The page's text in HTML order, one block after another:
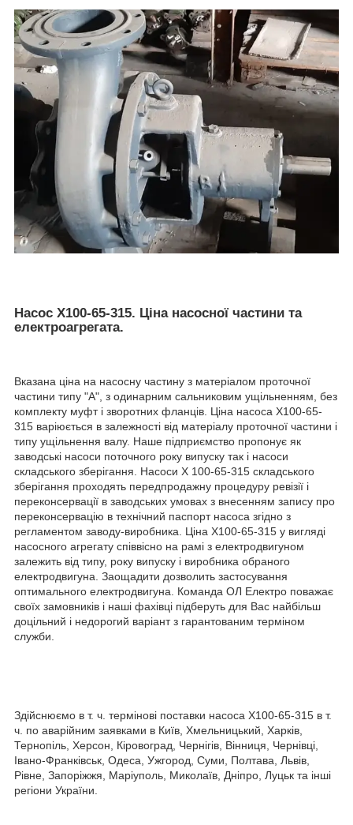
Насос Х100-65-315. Ціна насосної частини та
електроагрегата.
Вказана ціна на насосну частину з матеріалом проточної
частини типу "А", з одинарним сальниковим ущільненням, без
комплекту муфт і зворотних фланців. Ціна насоса Х100-65-
315 варіюється в залежності від матеріалу проточної частини і
типу ущільнення валу. Наше підприємство пропонує як
заводські насоси поточного року випуску так і насоси
складського зберігання. Насоси Х 100-65-315 складського
зберігання проходять передпродажну процедуру ревізії і
переконсервації в заводських умовах з внесенням запису про
переконсервацію в технічний паспорт насоса згідно з
регламентом заводу-виробника. Ціна Х100-65-315 у вигляді
насосного агрегату співвісно на рамі з електродвигуном
залежить від типу, року випуску і виробника обраного
електродвигуна. Заощадити дозволить застосування
оптимального електродвигуна. Команда ОЛ Електро поважає
своїх замовників і наші фахівці підберуть для Вас найбільш
доцільний і недорогий варіант з гарантованим терміном
служби.
Здійснюємо в т. ч. термінові поставки насоса Х100-65-315 в т.
ч. по аварійним заявками в Київ, Хмельницький, Харків,
Тернопіль, Херсон, Кіровоград, Чернігів, Вінниця, Чернівці,
Івано-Франківськ, Одеса, Ужгород, Суми, Полтава, Львів,
Рівне, Запоріжжя, Маріуполь, Миколаїв, Дніпро, Луцьк та інші
регіони України.